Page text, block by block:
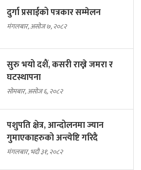
दुर्गा प्रसाईको पत्रकार सम्मेलन
मंगलबार, असोज ७, २०८२
सुरु भयो दशैं, कसरी राख्ने जमरा र
घटस्थापना
सोमबार, असोज ६, २०८२
पशुपति क्षेत्र, आन्दोलनमा ज्यान
गुमाएकाहरुको अन्त्येष्टि गरिदै
मंगलबार, भदौ ३१, २०८२